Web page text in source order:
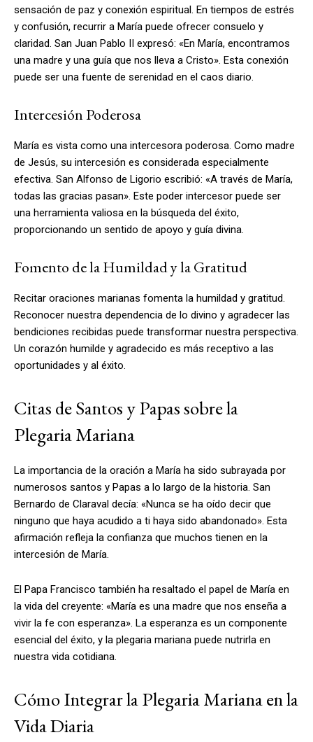
sensación de paz y conexión espiritual. En tiempos de estrés
y confusión, recurrir a María puede ofrecer consuelo y
claridad. San Juan Pablo II expresó: «En María, encontramos
una madre y una guía que nos lleva a Cristo». Esta conexión
puede ser una fuente de serenidad en el caos diario.
Intercesión Poderosa
María es vista como una intercesora poderosa. Como madre
de Jesús, su intercesión es considerada especialmente
efectiva. San Alfonso de Ligorio escribió: «A través de María,
todas las gracias pasan». Este poder intercesor puede ser
una herramienta valiosa en la búsqueda del éxito,
proporcionando un sentido de apoyo y guía divina.
Fomento de la Humildad y la Gratitud
Recitar oraciones marianas fomenta la humildad y gratitud.
Reconocer nuestra dependencia de lo divino y agradecer las
bendiciones recibidas puede transformar nuestra perspectiva.
Un corazón humilde y agradecido es más receptivo a las
oportunidades y al éxito.
Citas de Santos y Papas sobre la
Plegaria Mariana
La importancia de la oración a María ha sido subrayada por
numerosos santos y Papas a lo largo de la historia. San
Bernardo de Claraval decía: «Nunca se ha oído decir que
ninguno que haya acudido a ti haya sido abandonado». Esta
afirmación refleja la confianza que muchos tienen en la
intercesión de María.
El Papa Francisco también ha resaltado el papel de María en
la vida del creyente: «María es una madre que nos enseña a
vivir la fe con esperanza». La esperanza es un componente
esencial del éxito, y la plegaria mariana puede nutrirla en
nuestra vida cotidiana.
Cómo Integrar la Plegaria Mariana en la
Vida Diaria